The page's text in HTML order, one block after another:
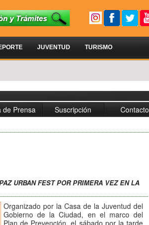
JUVENTUD TURISMO
de Prensa Suscripción
Contacto
URBAN FEST POR PRIMERA VEZ EN LA
Organizado por la Casa de la Juventud del
Gobierno de la Ciudad, en el marco del
Plan de Prevención, el sábado por la tarde